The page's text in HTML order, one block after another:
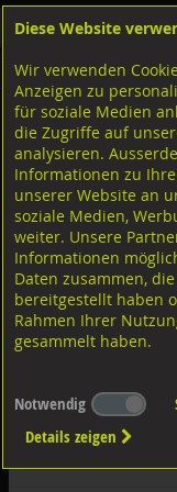
Shop Geländerzubehör
Stahl S235JR
Filter nach Dimensionen:
×
Filter zurücksetzen
Wandplatte eckig gestanzt
Diese Website
Wir verwenden
Anzeigen zu
für soziale Medien
die Zugriffe auf
analysieren.
Informationen zu
unserer Website an
soziale Medien,
weiter. Unsere
Informationen
Daten zusammen,
bereitgestellt haben
Rahmen Ihrer
gesammelt haben.
Notwendig
Details zeigen